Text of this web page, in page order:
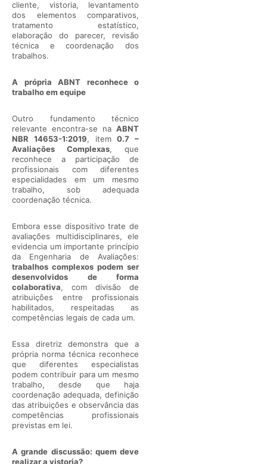
cliente, vistoria, levantamento
dos elementos comparativos,
tratamento estatístico,
elaboração do parecer, revisão
técnica e coordenação dos
trabalhos.
A própria ABNT reconhece o
trabalho em equipe
Outro fundamento técnico
relevante encontra-se na ABNT
NBR 14653-1:2019, item0.7 –
Avaliações Complexas, que
reconhece a participação de
profissionais com diferentes
especialidades em um mesmo
trabalho, sob adequada
coordenação técnica.
Embora esse dispositivo trate de
avaliações multidisciplinares, ele
evidencia um importante princípio
da Engenharia de Avaliações:
trabalhos complexos podem ser
desenvolvidos de forma
colaborativa, com divisão de
atribuições entre profissionais
habilitados, respeitadas as
competências legais de cada um.
Essa diretriz demonstra que a
própria norma técnica reconhece
que diferentes especialistas
podem contribuir para um mesmo
trabalho, desde que haja
coordenação adequada, definição
das atribuições e observância das
competências profissionais
previstas em lei.
A grande discussão: quem deve
realizar a vistoria?